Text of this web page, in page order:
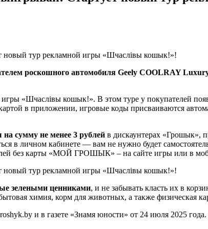
роскошного автомобиля Geely COOLRAY
игры «Шчаслiвы кошык!». В этом туре у покупателей
в приложении, игровые коды присваиваются
на сумму не менее 3 рублей в дискаунтерах «Грошык»,
личном кабинете — вам не нужно будет
без карты «МОЙ ГРОШЫК» – на сайте игры или в
зелеными ценниками, и не забывать класть их в
бытовая химия, корм для животных, а также
и в газете «Знамя юности» от 24 июля 2025 года.